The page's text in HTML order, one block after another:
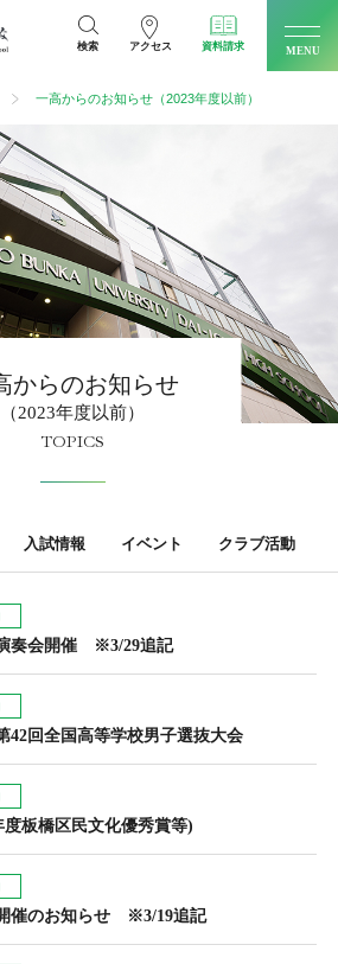
検索 アクセス 資料請求 MENU
一高からのお知らせ（2023年度以前）
からのお知らせ
（2023年度以前）
TOPICS
入試情報 イベント クラブ活動
奏会開催 ※3/29追記
回全国高等学校男子選抜大会
板橋区民文化優秀賞等)
催のお知らせ ※3/19追記